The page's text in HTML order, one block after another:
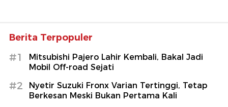
Berita Terpopuler
#1
Mitsubishi Pajero Lahir Kembali, Bakal Jadi
Mobil Off-road Sejati
#2
Nyetir Suzuki Fronx Varian Tertinggi, Tetap
Berkesan Meski Bukan Pertama Kali